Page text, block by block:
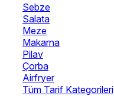
Sebze
Salata
Meze
Makarna
Pilav
Çorba
Airfryer
Tüm Tarif Kategorileri